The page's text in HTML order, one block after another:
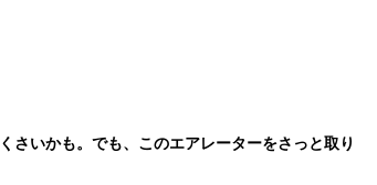
さいかも。でも、このエアレーターをさっと取り